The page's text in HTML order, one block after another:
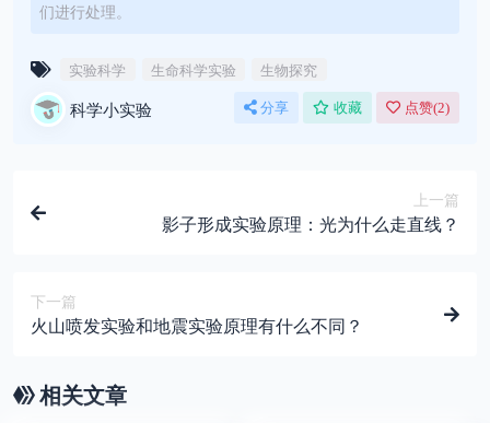
们进行处理。
实验科学 生命科学实验 生物探究
科学小实验 分享 收藏 点赞(2)
上一篇
影子形成实验原理：光为什么走直线？
下一篇
火山喷发实验和地震实验原理有什么不同？
相关文章